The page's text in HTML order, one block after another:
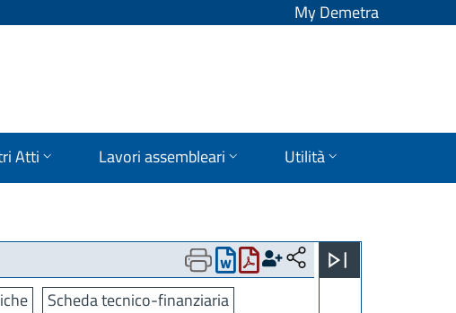
My Demetra
Atti Lavori assembleari Utilità
Scheda tecnico-finanziaria